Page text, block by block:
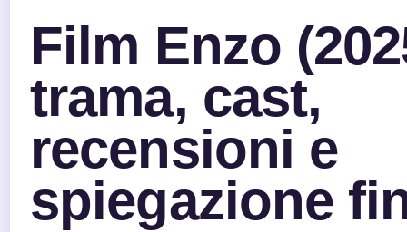
Film Enzo
trama, cast,
recensioni e
spiegazione